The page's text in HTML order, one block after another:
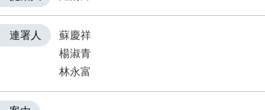
連署人
蘇慶祥
楊淑青
林永富